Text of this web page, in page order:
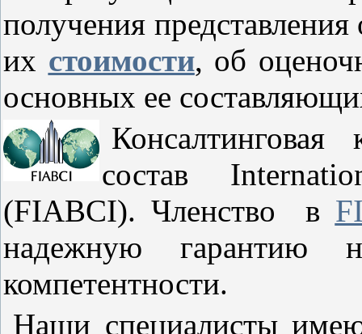
получения
их стоимости, об
основных ее
состав
(FIABCI). Членство в
надежную гарантию
компетентности.
Наши специалисты